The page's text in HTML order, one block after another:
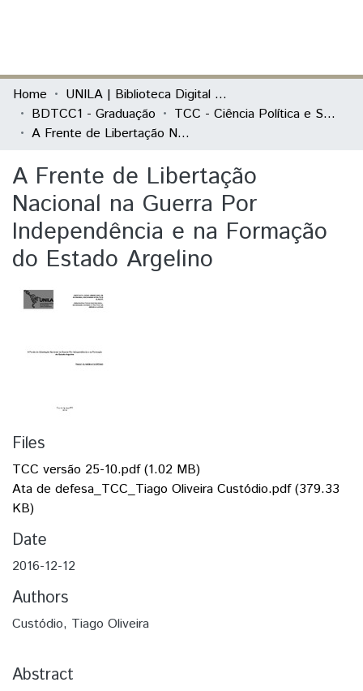
Communities & Collections
All of DSpace
Home
UNILA | Biblioteca Digital de Trabalhos de Conclusão de Curso
BDTCC1 - Graduação
TCC - Ciência Política e Sociologia - Sociedade, Estado e Política na América Latina
A Frente de Libertação Nacional na Guerra Por Independência e na Formação do Estado Argelino
A Frente de Libertação
Nacional na Guerra Por
Independência e na Formação
do Estado Argelino
Files
TCC versão 25-10.pdf(1.02 MB)
Ata de defesa_TCC_Tiago Oliveira Custódio.pdf(379.33
KB)
Date
2016-12-12
Authors
Custódio, Tiago Oliveira
Abstract